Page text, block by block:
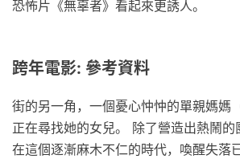
恐怖片《無辜者》看起來更誘人。
跨年電影: 參考資料
街的另一角，一個憂心忡忡的單親媽媽
正在尋找她的女兒。 除了營造出熱鬧的
在這個逐漸麻木不仁的時代，喚醒失落